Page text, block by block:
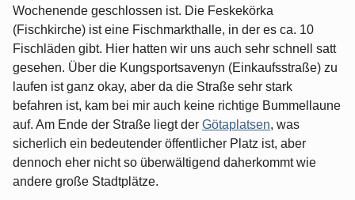
Wochenende geschlossen ist. Die Feskekörka
(Fischkirche) ist eine Fischmarkthalle, in der es ca. 10
Fischläden gibt. Hier hatten wir uns auch sehr schnell satt
gesehen. Über die Kungsportsavenyn (Einkaufsstraße) zu
laufen ist ganz okay, aber da die Straße sehr stark
befahren ist, kam bei mir auch keine richtige Bummellaune
auf. Am Ende der Straße liegt der Götaplatsen, was
sicherlich ein bedeutender öffentlicher Platz ist, aber
dennoch eher nicht so überwältigend daherkommt wie
andere große Stadtplätze.